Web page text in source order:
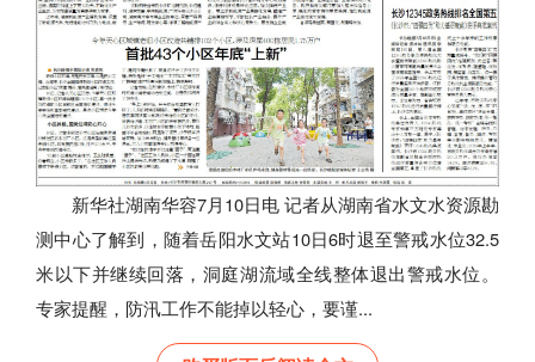
新华社湖南华容7月10日电 记者从湖南省水文水资源勘
测中心了解到，随着岳阳水文站10日6时退至警戒水位32.5
米以下并继续回落，洞庭湖流域全线整体退出警戒水位。
专家提醒，防汛工作不能掉以轻心，要谨...